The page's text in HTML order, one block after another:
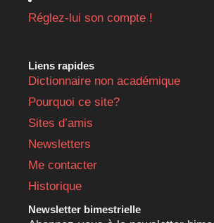
Réglez-lui son compte !
Liens rapides
Dictionnaire non académique
Pourquoi ce site?
Sites d’amis
Newsletters
Me contacter
Historique
Newsletter bimestrielle